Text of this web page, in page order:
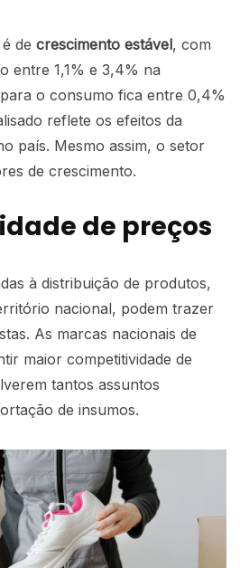
de crescimento estável, com
entre 1,1% e 3,4% na
o consumo fica entre 0,4%
reflete os efeitos da
país. Mesmo assim, o setor
de crescimento.
de preços
à distribuição de produtos,
nacional, podem trazer
As marcas nacionais de
maior competitividade de
tantos assuntos
de insumos.